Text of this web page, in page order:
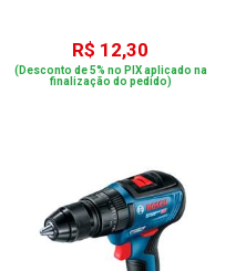
R$ 12,30
(Desconto de 5% no PIX aplicado na
finalização do pedido)